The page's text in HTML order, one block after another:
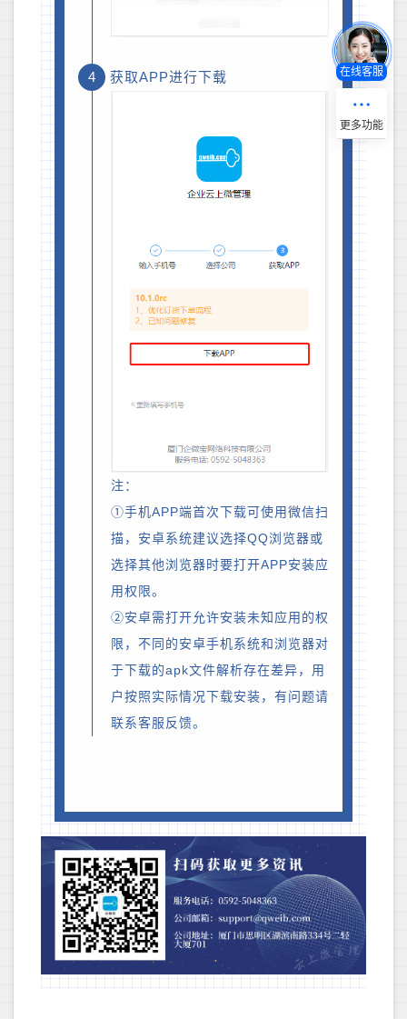
4 获取APP进行下载
注：
①手机APP端首次下载可使用微信扫
描，安卓系统建议选择QQ浏览器或
选择其他浏览器时要打开APP安装应
用权限。
②安卓需打开允许安装未知应用的权
限，不同的安卓手机系统和浏览器对
于下载的apk文件解析存在差异，用
户按照实际情况下载安装，有问题请
联系客服反馈。
在线客服